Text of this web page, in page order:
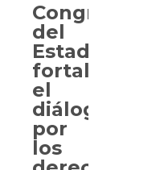
Congreso
del
Estado
fortalece
el
diálogo
por
los